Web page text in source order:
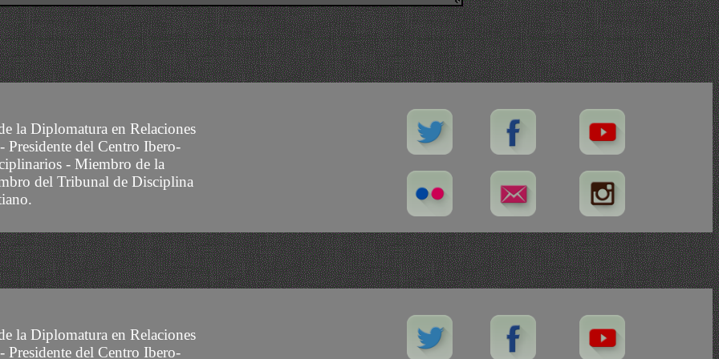
la Diplomatura en Relaciones
Presidente del Centro Ibero-
- Miembro de la
del Tribunal de Disciplina
la Diplomatura en Relaciones
Presidente del Centro Ibero-